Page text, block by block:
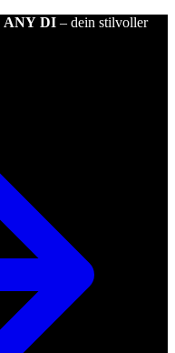
ANY DI – dein stilvoller